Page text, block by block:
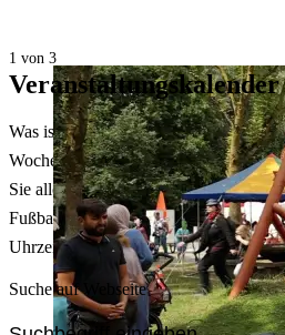
1 von 3
Veranstaltungskalender
Was ist heute in Dortmund los?
Wochenende? Im größten
Sie alle Events – von der Stadt- oder
Fußballspiel bis zum Flohmarkt. Sie
Uhrzeit, Ort oder Art der
Suche auf Webseite